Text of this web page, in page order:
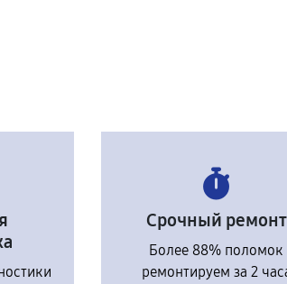
Срочный ремонт
Более 88% поломок
ремонтируем за 2